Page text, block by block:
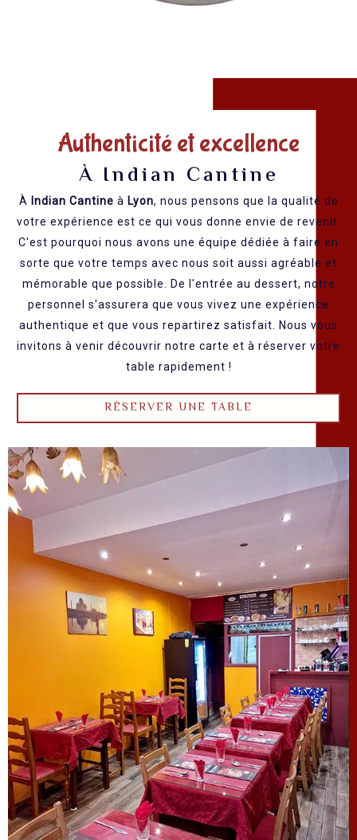
Authenticité et excellence
À Indian Cantine
À Indian Cantine à Lyon, nous pensons que la qualité de
votre expérience est ce qui vous donne envie de revenir.
C'est pourquoi nous avons une équipe dédiée à faire en
sorte que votre temps avec nous soit aussi agréable et
mémorable que possible. De l'entrée au dessert, notre
personnel s'assurera que vous vivez une expérience
authentique et que vous repartirez satisfait. Nous vous
invitons à venir découvrir notre carte et à réserver votre
table rapidement !
RÉSERVER UNE TABLE